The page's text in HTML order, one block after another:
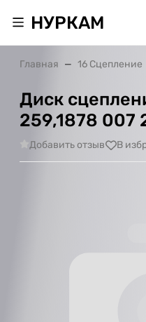
НУРКАМ
Главная 16 Сцепление
Диск
259,1878 007
Добавить отзыв В